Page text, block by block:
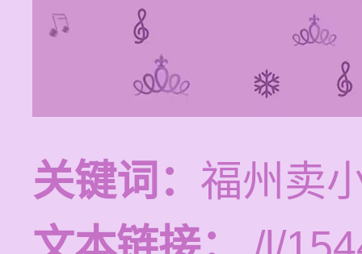
关键词： 福州卖